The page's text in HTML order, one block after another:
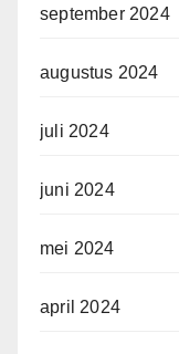
september 2024
augustus 2024
juli 2024
juni 2024
mei 2024
april 2024